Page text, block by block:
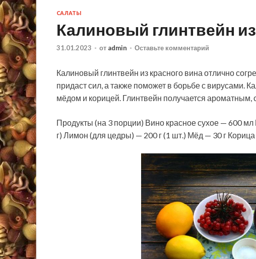
САЛАТЫ
Калиновый глинтвейн
31.01.2023 - от admin - Оставьте комментарий
Калиновый глинтвейн из красного вина отлично
придаст сил, а также поможет в борьбе с вирусами.
мёдом и корицей. Глинтвейн получается ароматным,
Продукты (на 3 порции) Вино красное сухое — 600
г) Лимон (для цедры) — 200 г (1 шт.) Мёд — 30 г